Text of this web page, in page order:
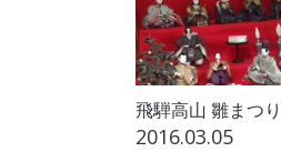
飛騨高山 雛まつり
2016.03.05